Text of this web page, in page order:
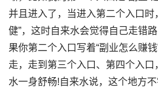
并且进入了，当进入第二个入口时
健”，这时自来水会觉得自己走错
果你第二个入口写着“副业怎么赚
走，走到第三个入口、第四个入
水一身舒畅!自来水说，这个地方